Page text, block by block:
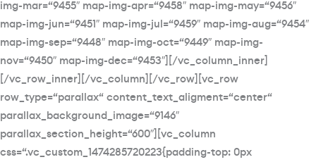
img-mar=“9455″ map-img-apr=“9458″ map-img-may=“9456″
map-img-jun=“9451″ map-img-jul=“9459″ map-img-aug=“9454″
map-img-sep=“9448″ map-img-oct=“9449″ map-img-
nov=“9450″ map-img-dec=“9453″][/vc_column_inner]
[/vc_row_inner][/vc_column][/vc_row][vc_row
row_type=“parallax“ content_text_aligment=“center“
parallax_background_image=“9146″
parallax_section_height=“600″][vc_column
css=“.vc_custom_1474285720223{padding-top: 0px